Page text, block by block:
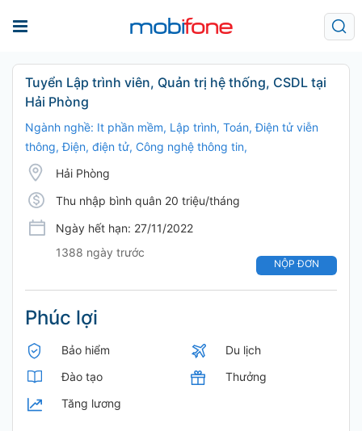
Tuyển Lập trình viên, Quản trị hệ thống, CSDL tại
Hải Phòng
Ngành nghề: It phần mềm, Lập trình, Toán, Điện tử viễn
thông, Điện, điện tử, Công nghệ thông tin,
Hải Phòng
Thu nhập bình quân 20 triệu/tháng
Ngày hết hạn: 27/11/2022
1388 ngày trước
NỘP ĐƠN
Phúc lợi
Bảo hiểm
Du lịch
Đào tạo
Thưởng
Tăng lương